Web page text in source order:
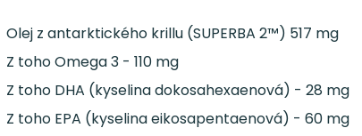
Olej z antarktického krillu (SUPERBA 2™) 517 mg
Z toho Omega 3 - 110 mg
Z toho DHA (kyselina dokosahexaenová) - 28 mg
Z toho EPA (kyselina eikosapentaenová) - 60 mg